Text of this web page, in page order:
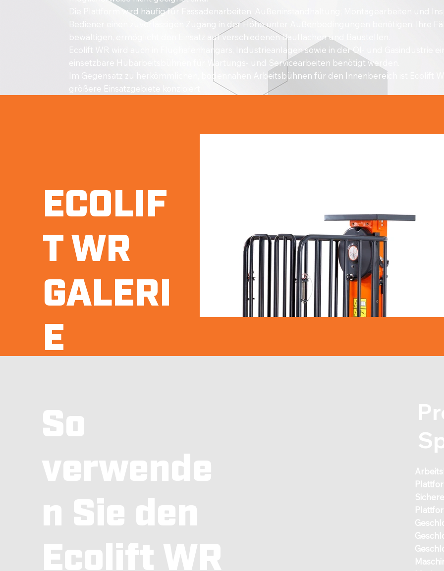
Die Plattform wird häufig für Fassadenarbeiten, Außeninstandhaltung, Montagearbeiten und
Bediener einen zuverlässigen Zugang in der Höhe unter Außenbedingungen benötigen. Ihre
bewältigen, ermöglicht den Einsatz auf verschiedenen Bauflächen und Baustellen.
Ecolift WR wird auch in Flughafenhangars, Industrieanlagen sowie in der Öl- und Gasindustrie
einsetzbare Hubarbeitsbühnen für Wartungs- und Servicearbeiten benötigt werden.
Im Gegensatz zu herkömmlichen, bodennahen Arbeitsbühnen für den Innenbereich ist Ecolift
größere Einsatzgebiete konzipiert.
ECOLIF
T WR
GALERI
E
So
verwende
n Sie den
Ecolift WR